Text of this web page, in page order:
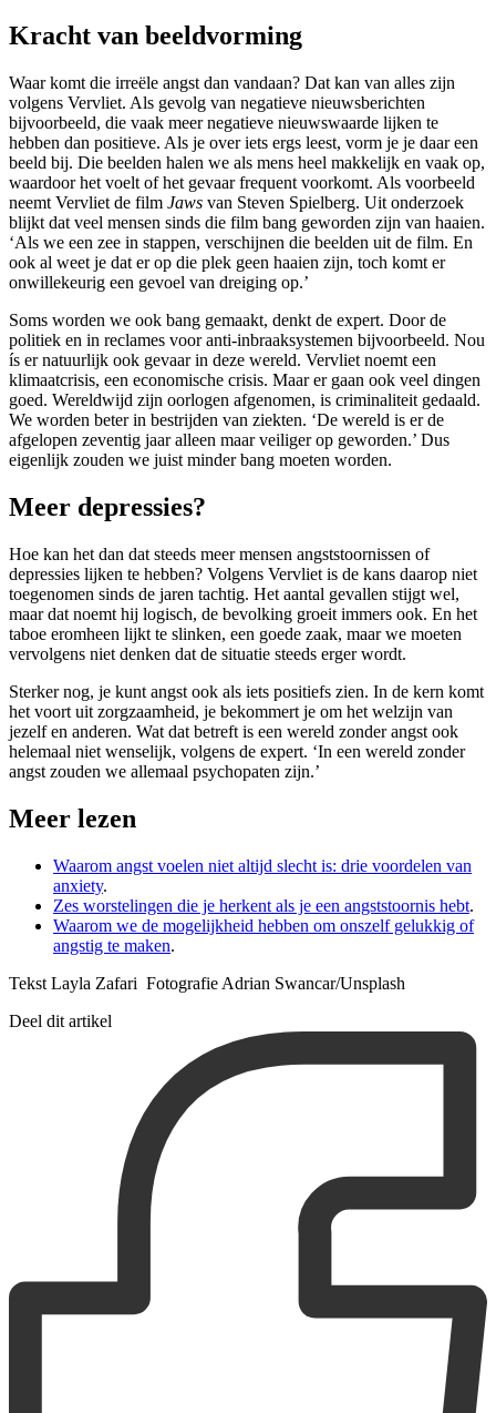
Kracht van beeldvorming
Waar komt die irreële angst dan vandaan? Dat kan van alles zijn
volgens Vervliet. Als gevolg van negatieve nieuwsberichten
bijvoorbeeld, die vaak meer negatieve nieuwswaarde lijken te
hebben dan positieve. Als je over iets ergs leest, vorm je je daar een
beeld bij. Die beelden halen we als mens heel makkelijk en vaak op,
waardoor het voelt of het gevaar frequent voorkomt. Als voorbeeld
neemt Vervliet de film Jaws van Steven Spielberg. Uit onderzoek
blijkt dat veel mensen sinds die film bang geworden zijn van haaien.
‘Als we een zee in stappen, verschijnen die beelden uit de film. En
ook al weet je dat er op die plek geen haaien zijn, toch komt er
onwillekeurig een gevoel van dreiging op.’
Soms worden we ook bang gemaakt, denkt de expert. Door de
politiek en in reclames voor anti-inbraaksystemen bijvoorbeeld. Nou
ís er natuurlijk ook gevaar in deze wereld. Vervliet noemt een
klimaatcrisis, een economische crisis. Maar er gaan ook veel dingen
goed. Wereldwijd zijn oorlogen afgenomen, is criminaliteit gedaald.
We worden beter in bestrijden van ziekten. ‘De wereld is er de
afgelopen zeventig jaar alleen maar veiliger op geworden.’ Dus
eigenlijk zouden we juist minder bang moeten worden.
Meer depressies?
Hoe kan het dan dat steeds meer mensen angststoornissen of
depressies lijken te hebben? Volgens Vervliet is de kans daarop niet
toegenomen sinds de jaren tachtig. Het aantal gevallen stijgt wel,
maar dat noemt hij logisch, de bevolking groeit immers ook. En het
taboe eromheen lijkt te slinken, een goede zaak, maar we moeten
vervolgens niet denken dat de situatie steeds erger wordt.
Sterker nog, je kunt angst ook als iets positiefs zien. In de kern komt
het voort uit zorgzaamheid, je bekommert je om het welzijn van
jezelf en anderen. Wat dat betreft is een wereld zonder angst ook
helemaal niet wenselijk, volgens de expert. ‘In een wereld zonder
angst zouden we allemaal psychopaten zijn.’
Meer lezen
Waarom angst voelen niet altijd slecht is: drie voordelen van
anxiety.
Zes worstelingen die je herkent als je een angststoornis hebt.
Waarom we de mogelijkheid hebben om onszelf gelukkig of
angstig te maken.
Tekst Layla Zafari Fotografie Adrian Swancar/Unsplash
Deel dit artikel